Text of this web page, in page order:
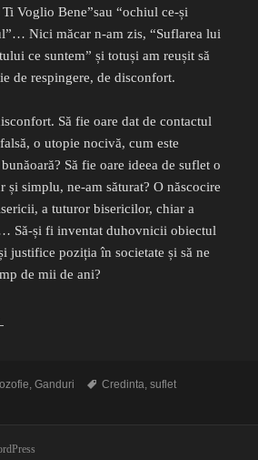
Voglio Bene”sau “ochiul ce-și
Nici măcar n-am zis, “Suflarea lui
ce suntem” și totuși am reușit să
de respingere, de disconfort.
Să fie oare dat de contactul
o utopie nocivă, cum este
Să fie oare ideea de suflet o
și simplu, ne-am săturat? O născocire
a tuturor bisericilor, chiar a
Să-și fi inventat duhovnicii obiectul
justifice poziția în societate și să ne
de mii de ani?
a demodat sufletul
,Ganduri Etichete
Credinta,suflet